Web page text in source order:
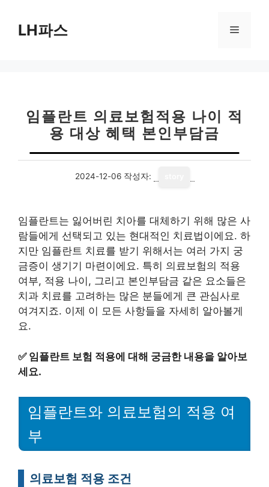
LH파스 메
임플란트 의료보험적용 나이 적
용 대상 혜택 본인부담금
2024-12-06 작성자:
임플란트는 잃어버린 치아를 대체하기 위해 많은 사
람들에게 선택되고 있는 현대적인 치료법이에요. 하
지만 임플란트 치료를 받기 위해서는 여러 가지 궁
금증이 생기기 마련이에요. 특히 의료보험의 적용
여부, 적용 나이, 그리고 본인부담금 같은 요소들은
치과 치료를 고려하는 많은 분들에게 큰 관심사로
여겨지죠. 이제 이 모든 사항들을 자세히 알아볼게
요.
✅ 임플란트 보험 적용에 대해 궁금한 내용을 알아보
세요.
임플란트와 의료보험의 적용 여
부
의료보험 적용 조건